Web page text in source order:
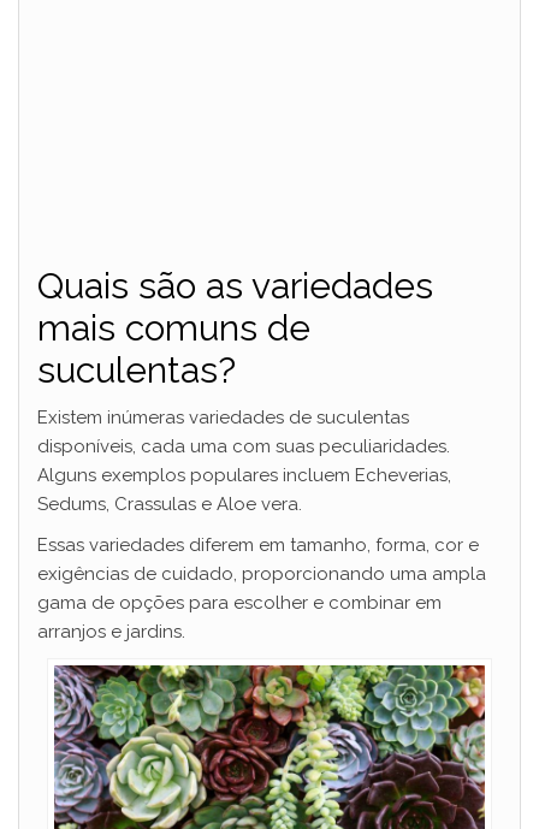
Quais são as variedades
mais comuns de
suculentas?
Existem inúmeras variedades de suculentas
disponíveis, cada uma com suas peculiaridades.
Alguns exemplos populares incluem Echeverias,
Sedums, Crassulas e Aloe vera.
Essas variedades diferem em tamanho, forma, cor e
exigências de cuidado, proporcionando uma ampla
gama de opções para escolher e combinar em
arranjos e jardins.